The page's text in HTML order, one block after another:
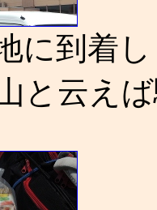
に到着
と云え